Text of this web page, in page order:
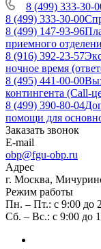
8 (499) 333-30-
8 (499) 333-30-00
8 (499) 147-93-96
приемного
8 (916) 392-23-57
ночное время
8 (495) 441-00-00
контингента (Call-
8 (499) 390-80-04
помощи для
Заказать звонок
E-mail
obp@fgu-obp.ru
Адрес
г. Москва,
Режим работы
Пн. – Пт.: с 9:00 до
Сб. – Вс.: с 9:00 до